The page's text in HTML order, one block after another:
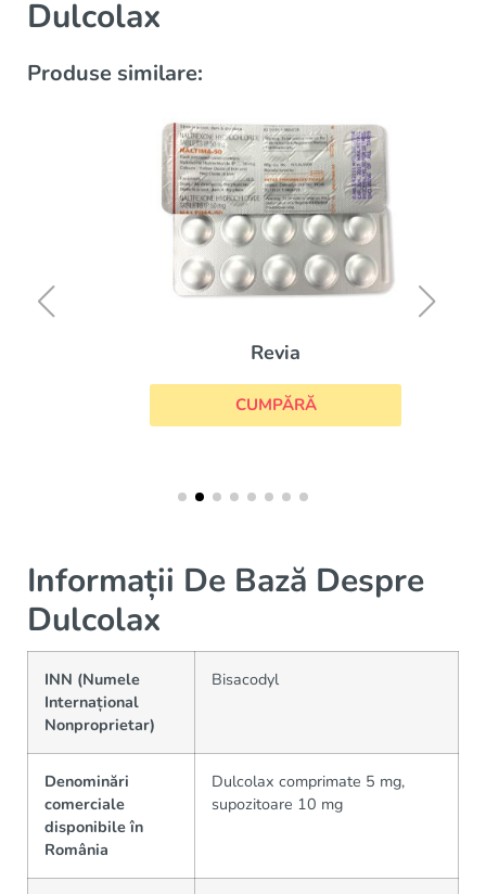
Dulcolax
Produse similare:
Revia
CUMPĂRĂ
Informații De Bază Despre
Dulcolax
INN (Numele
Internațional
Nonproprietar)
Bisacodyl
Denominări
comerciale
disponibile în
România
Dulcolax comprimate 5 mg,
supozitoare 10 mg